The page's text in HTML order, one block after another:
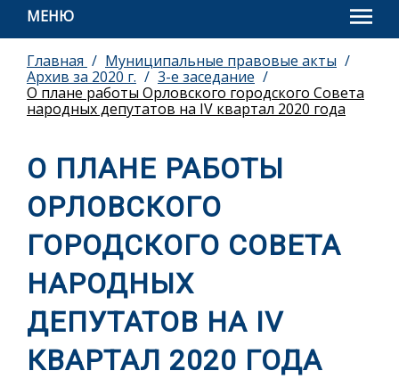
МЕНЮ
Главная
Муниципальные правовые акты
Архив за 2020 г.
3-е заседание
О плане работы Орловского городского Совета
народных депутатов на IV квартал 2020 года
О ПЛАНЕ РАБОТЫ
ОРЛОВСКОГО
ГОРОДСКОГО СОВЕТА
НАРОДНЫХ
ДЕПУТАТОВ НА IV
КВАРТАЛ 2020 ГОДА